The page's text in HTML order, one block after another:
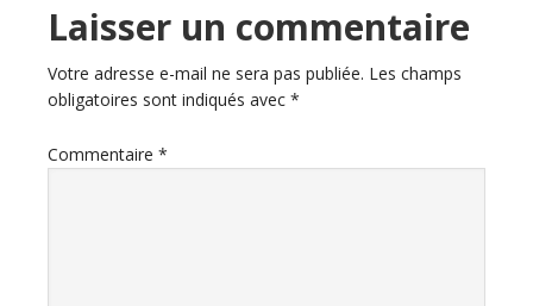
Interactions
du
lecteur
Laisser un commentaire
Votre adresse e-mail ne sera pas publiée. Les champs
obligatoires sont indiqués avec *
Commentaire *